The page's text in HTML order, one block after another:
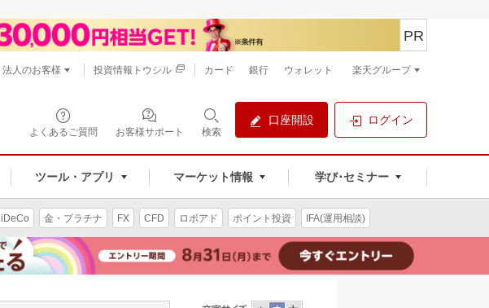
よくあるご質問 お客様サポート 検索
口座開設 ログイン
ツール・アプリ マーケット情報 学び･セミナー
PR
法人のお客様 投資情報トウシル カード 銀行 ウォレット 楽天グループ
iDeCo 金・プラチナ FX CFD ロボアド ポイント投資 IFA(運用相談)